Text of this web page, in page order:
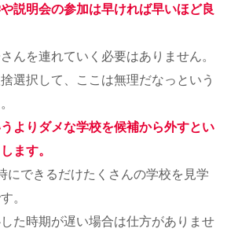
説明会の参加は早ければ早いほど良
んを連れていく必要はありません。
選択して、ここは無理だなっという
よりダメな学校を候補から外すとい
ます。
にできるだけたくさんの学校を見学
。
た時期が遅い場合は仕方がありませ